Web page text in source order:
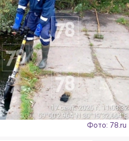
Фото: 78.ru